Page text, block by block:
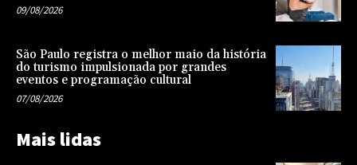
09/08/2026
São Paulo registra o melhor maio da história
do turismo impulsionada por grandes
eventos e programação cultural
07/08/2026
Mais lidas